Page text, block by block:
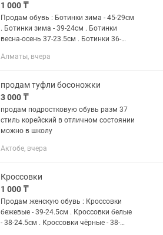
1 000 ₸
Продам обувь : Ботинки зима - 45-29см
. Ботинки зима - 39-24см . Ботинки
весна-осень 37-23.5см . Ботинки 36-
24см . Тапочки, стельки . ЦЕНА указана
Алматы, вчера
продам туфли босоножки
3 000 ₸
продам подростковую обувь разм 37
стиль корейский в отличном состоянии
можно в школу
Актобе, вчера
Кроссовки
1 000 ₸
Продам женскую обувь : Кроссовки
бежевые - 39-24.5см . Кроссовки белые
- 38-24.5см . Кроссовки чёрные - 38-